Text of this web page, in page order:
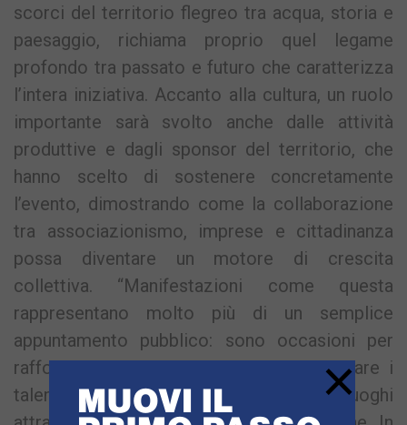
scorci del territorio flegreo tra acqua, storia e
paesaggio, richiama proprio quel legame
profondo tra passato e futuro che caratterizza
l’intera iniziativa. Accanto alla cultura, un ruolo
importante sarà svolto anche dalle attività
produttive e dagli sponsor del territorio, che
hanno scelto di sostenere concretamente
l’evento, dimostrando come la collaborazione
tra associazionismo, imprese e cittadinanza
possa diventare un motore di crescita
collettiva. “Manifestazioni come questa
rappresentano molto più di un semplice
appuntamento pubblico: sono occasioni per
rafforzare il senso di comunità, valorizzare i
talenti locali e restituire centralità ai luoghi
×